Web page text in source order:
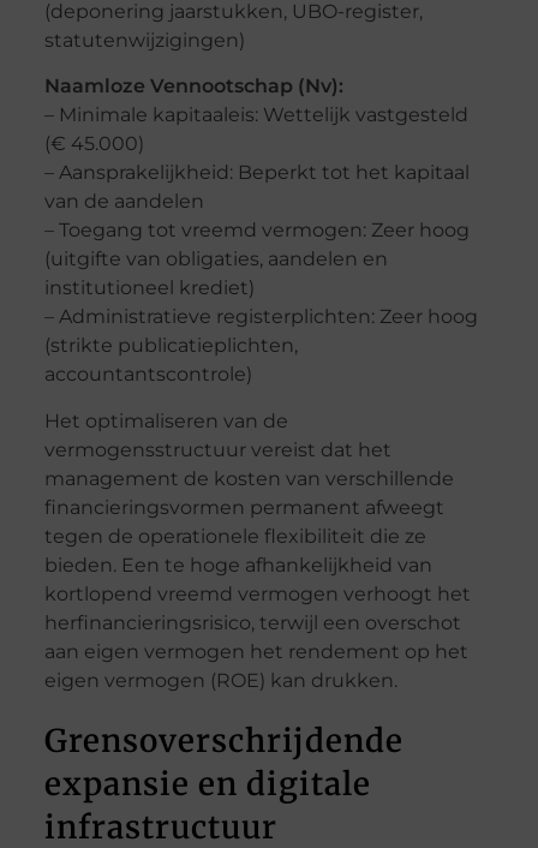
(deponering jaarstukken, UBO-register,
statutenwijzigingen)
Naamloze Vennootschap (Nv):
– Minimale kapitaaleis: Wettelijk vastgesteld
(€ 45.000)
– Aansprakelijkheid: Beperkt tot het kapitaal
van de aandelen
– Toegang tot vreemd vermogen: Zeer hoog
(uitgifte van obligaties, aandelen en
institutioneel krediet)
– Administratieve registerplichten: Zeer hoog
(strikte publicatieplichten,
accountantscontrole)
Het optimaliseren van de
vermogensstructuur vereist dat het
management de kosten van verschillende
financieringsvormen permanent afweegt
tegen de operationele flexibiliteit die ze
bieden. Een te hoge afhankelijkheid van
kortlopend vreemd vermogen verhoogt het
herfinancieringsrisico, terwijl een overschot
aan eigen vermogen het rendement op het
eigen vermogen (ROE) kan drukken.
Grensoverschrijdende
expansie en digitale
infrastructuur